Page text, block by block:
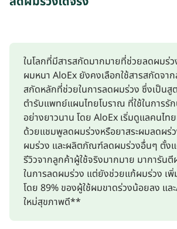
ในโลกที่มีสารสกัดมากมายที่ช่วยลดผมร่
ผมหนา AloEx ยังคงเลือกใช้สารสกัดจา
สกัดหลักที่ช่วยในการลดผมร่วง ซึ่งเป็นสู
ตำรับแพทย์แผนไทยโบราณ ที่ใช้ในการรั
อย่างยาวนาน โดย AloEx เริ่มดูแลคนไ
ด้วยแชมพูลดผมร่วงหรือยาสระผมลดผร่
ผมร่วง และผลิตภัณฑ์ลดผมร่วงอื่นๆ ตั้ง
รีวิวจากลูกค้าผู้ใช้จริงมากมาย มาการัน
ในการลดผมร่วง แต่ยังช่วยแก้ผมร่วง เ
โดย 89% ของผู้ใช้ผมขาดร่วงน้อยลง แ
ใหม่สุขภาพดี**